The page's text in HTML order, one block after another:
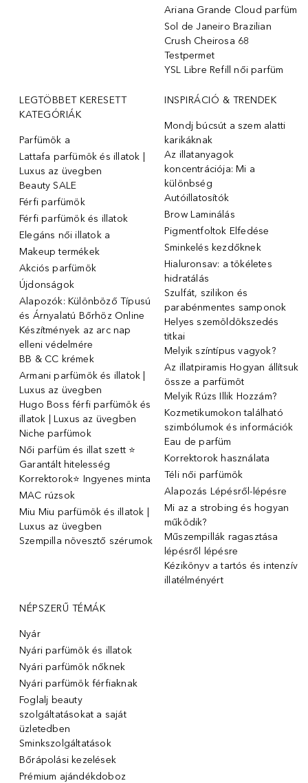
Ariana Grande Cloud parfüm
Sol de Janeiro Brazilian
Crush Cheirosa 68
Testpermet
YSL Libre Refill női parfüm
LEGTÖBBET KERESETT
KATEGÓRIÁK
Parfümök ️a
Lattafa parfümök és illatok |
Luxus az üvegben
Beauty SALE
Férfi parfümök
Férfi parfümök és illatok
Elegáns női illatok ️a
Makeup termékek
Akciós parfümök
Újdonságok
Alapozók: Különböző Típusú
és Árnyalatú Bőrhöz Online
Készítmények az arc nap
elleni védelmére
BB & CC krémek
Armani parfümök és illatok |
Luxus az üvegben
Hugo Boss férfi parfümök és
illatok | Luxus az üvegben
Niche parfümok
Női parfüm és illat szett ⭐
Garantált hitelesség
Korrektorok⭐ Ingyenes minta
MAC rúzsok
Miu Miu parfümök és illatok |
Luxus az üvegben
Szempilla növesztő szérumok
INSPIRÁCIÓ & TRENDEK
Mondj búcsút a szem alatti
karikáknak
Az illatanyagok
koncentrációja: Mi a
különbség
Autóillatosítók
Brow Laminálás
Pigmentfoltok Elfedése
Sminkelés kezdőknek
Hialuronsav: a tökéletes
hidratálás
Szulfát, szilikon és
parabénmentes samponok
Helyes szemöldökszedés
titkai
Melyik színtípus vagyok?
Az illatpiramis Hogyan állítsuk
össze a parfümöt
Melyik Rúzs Illik Hozzám?
Kozmetikumokon található
szimbólumok és információk
Eau de parfüm
Korrektorok használata
Téli női parfümök
Alapozás Lépésről-lépésre
Mi az a strobing és hogyan
működik?
Műszempillák ragasztása
lépésről lépésre
Kézikönyv a tartós és intenzív
illatélményért
NÉPSZERŰ TÉMÁK
Nyár
Nyári parfümök és illatok
Nyári parfümök nőknek
Nyári parfümök férfiaknak
Foglalj beauty
szolgáltatásokat a saját
üzletedben
Sminkszolgáltatások
Bőrápolási kezelések
Prémium ajándékdoboz